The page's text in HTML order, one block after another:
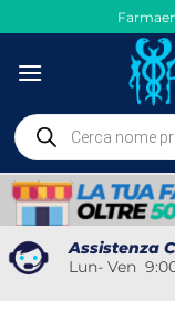
ai
contenuti
Ricerca
prodotti
Assistenza
Lun- Ven